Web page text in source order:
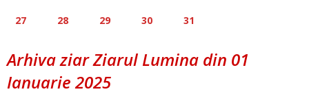
27 28 29 30 31
Arhiva ziar Ziarul Lumina din 01
Ianuarie 2025